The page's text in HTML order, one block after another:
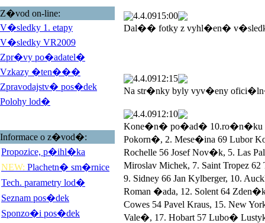
Z�vod on-line:
V�sledky 1. etapy
V�sledky VR2009
Zpr�vy po�adatel�
Vzkazy �ten���
Zpravodajstv� pos�dek
Polohy lod�
Informace o z�vod�:
Propozice, p�ihl�ka
NEW: Plachetn� sm�rnice
Tech. parametry lod�
Seznam pos�dek
Sponzo�i pos�dek
4.4.0915:00
Dal�� fotky z vyhl�en�
4.4.0912:15
Na str�nky byly vyv�eny
4.4.0912:10
Kone�n� po�ad� 10.ro�n�ku
Pokorn�, 2. Mese�ina 69 Lubor
Rochelle 56 Josef Nov�k, 5. Las
Miroslav Michek, 7. Saint Tropez
9. Sidney 66 Jan Kylberger, 10.
Roman �ada, 12. Solent 64
Cowes 54 Pavel Kraus, 15. New
Vale�, 17. Hobart 57 Lubo�